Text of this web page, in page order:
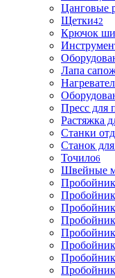
Цанговые
Щетки42
Крючок
Лапа
Пресс для
Растяжка
Станки
Станок
Точило6
Швейные